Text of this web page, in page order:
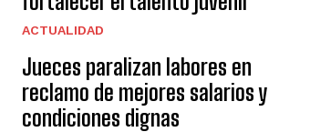
ACTUALIDAD
Jueces paralizan labores en
reclamo de mejores salarios y
condiciones dignas